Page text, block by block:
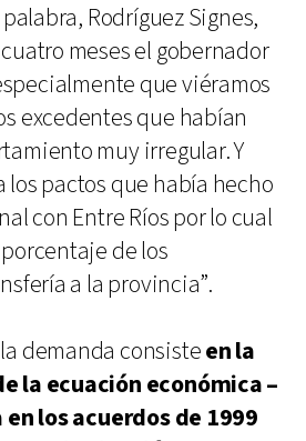
Rodríguez Signes,
meses el gobernador
que viéramos
excedentes que habían
muy irregular. Y
los pactos que había hecho
con Entre Ríos por lo cual
de los
a la provincia”.
demanda consisteen la
la ecuación económica –
los acuerdos de 1999